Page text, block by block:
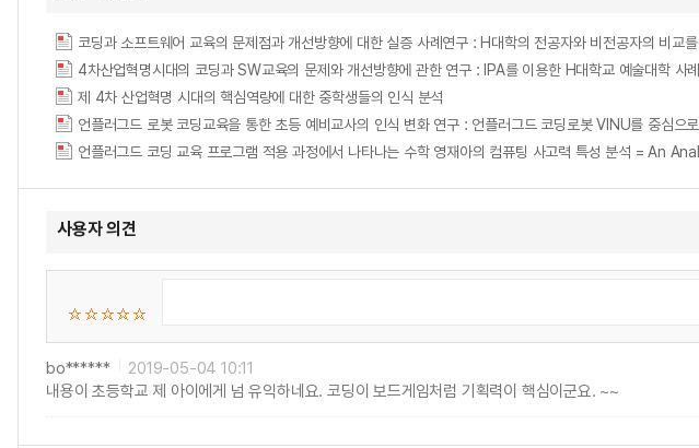
제 4차 산업혁명 시대의 핵심역량에 대한 중학생들의 인식 분석
언플러그드 로봇 코딩교육을 통한 초등 예비교사의 인식 변화 연구 : 언플러그드 코딩로봇 VINU를 중심으로
사용자 의견
bo******
2019-05-04 10:11
내용이 초등학교 제 아이에게 넘 유익하네요. 코딩이 보드게임처럼 기획력이 핵심이군요. ~~